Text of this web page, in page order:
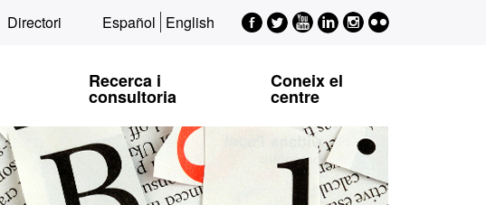
Directori Español English Facebook
EPSI
Twitter
EPSI
Youtube
EPSI
LinkedIn
EPSI
Instagram
EPSI
Flickr
Recerca i
consultoria
Coneix el
centre